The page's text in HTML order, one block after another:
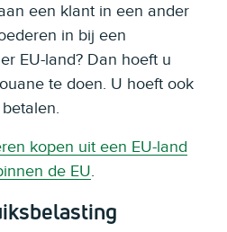
een klant in een ander
in bij een
EU-land? Dan hoeft u
te doen. U hoeft ook
kopen uit een EU-land
de EU